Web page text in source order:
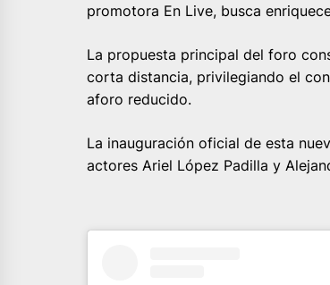
promotora En Live, busca
La propuesta principal del foro
corta distancia, privilegiando el
aforo reducido.
La inauguración oficial de esta
actores Ariel López Padilla y